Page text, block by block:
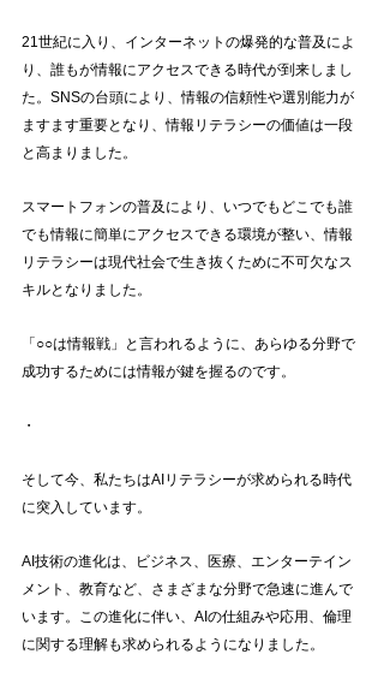
21世紀に入り、インターネットの爆発的な普及によ
り、誰もが情報にアクセスできる時代が到来しまし
た。SNSの台頭により、情報の信頼性や選別能力が
ますます重要となり、情報リテラシーの価値は一段
と高まりました。
スマートフォンの普及により、いつでもどこでも誰
でも情報に簡単にアクセスできる環境が整い、情報
リテラシーは現代社会で生き抜くために不可欠なス
キルとなりました。
「○○は情報戦」と言われるように、あらゆる分野で
成功するためには情報が鍵を握るのです。
・
そして今、私たちはAIリテラシーが求められる時代
に突入しています。
AI技術の進化は、ビジネス、医療、エンターテイン
メント、教育など、さまざまな分野で急速に進んで
います。この進化に伴い、AIの仕組みや応用、倫理
に関する理解も求められるようになりました。